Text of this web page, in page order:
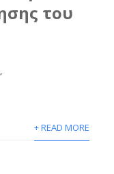
του
,
+ READ MORE